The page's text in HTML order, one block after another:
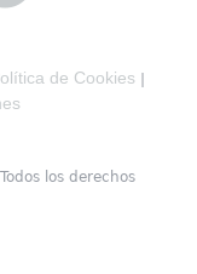
de Cookies
los derechos